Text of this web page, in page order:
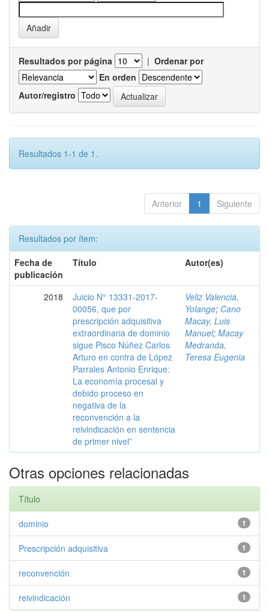
Resultados por página | Ordenar por
En orden
Autor/registro
Resultados 1-1 de 1.
Anterior 1 Siguiente
Resultados por ítem:
Fecha de
publicación
Título Autor(es)
2018
Juicio N° 13331-2017-
00056, que por
prescripción adquisitiva
extraordinaria de dominio
sigue Pisco Núñez Carlos
Arturo en contra de López
Parrales Antonio Enrique:
La economía procesal y
debido proceso en
negativa de la
reconvención a la
reivindicación en sentencia
de primer nivel”
Veliz Valencia,
Yolange; Cano
Macay, Luis
Manuel; Macay
Medranda,
Teresa Eugenia
Otras opciones relacionadas
Título
1
dominio
1
Prescripción adquisitiva
1
reconvención
1
reivindicación